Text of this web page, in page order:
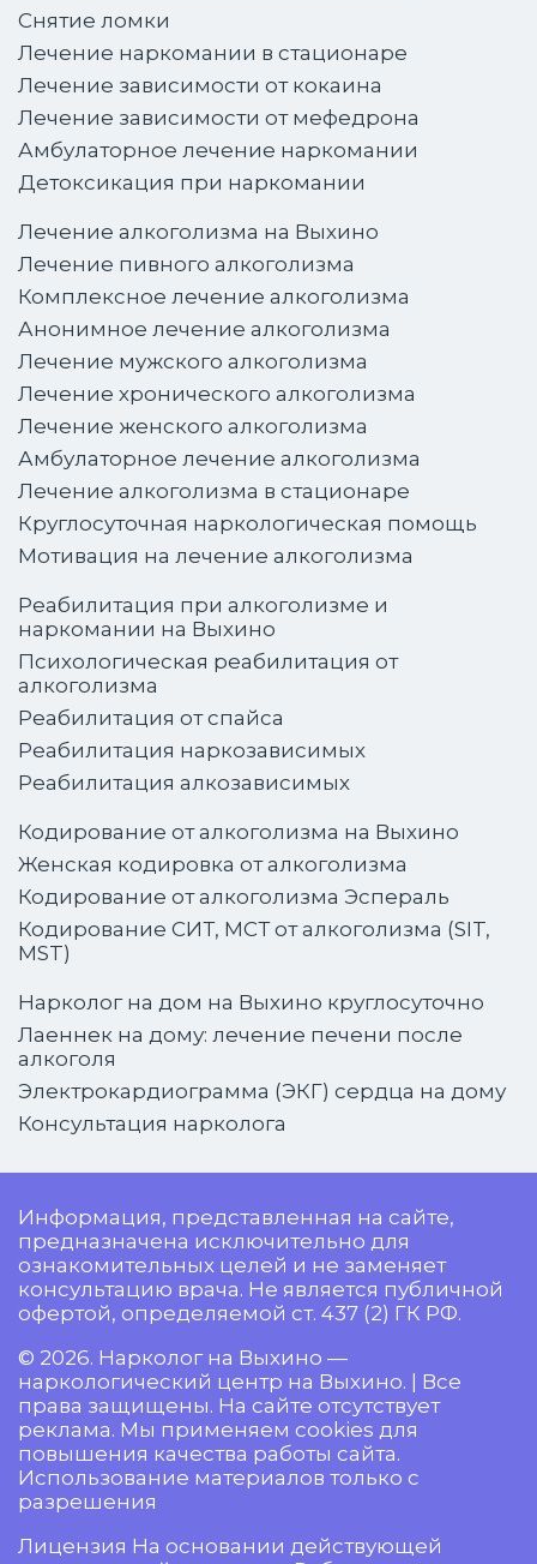
Снятие ломки
Лечение наркомании в стационаре
Лечение зависимости от кокаина
Лечение зависимости от мефедрона
Амбулаторное лечение наркомании
Детоксикация при наркомании
Лечение алкоголизма на Выхино
Лечение пивного алкоголизма
Комплексное лечение алкоголизма
Анонимное лечение алкоголизма
Лечение мужского алкоголизма
Лечение хронического алкоголизма
Лечение женского алкоголизма
Амбулаторное лечение алкоголизма
Лечение алкоголизма в стационаре
Круглосуточная наркологическая помощь
Мотивация на лечение алкоголизма
Реабилитация при алкоголизме и
наркомании на Выхино
Психологическая реабилитация от
алкоголизма
Реабилитация от спайса
Реабилитация наркозависимых
Реабилитация алкозависимых
Кодирование от алкоголизма на Выхино
Женская кодировка от алкоголизма
Кодирование от алкоголизма Эспераль
Кодирование СИТ, МСТ от алкоголизма (SIT,
MST)
Нарколог на дом на Выхино круглосуточно
Лаеннек на дому: лечение печени после
алкоголя
Электрокардиограмма (ЭКГ) сердца на дому
Консультация нарколога
Информация, представленная на сайте,
предназначена исключительно для
ознакомительных целей и не заменяет
консультацию врача. Не является публичной
офертой, определяемой ст. 437 (2) ГК РФ.
© 2026. Нарколог на Выхино —
наркологический центр на Выхино. | Все
права защищены. На сайте отсутствует
реклама. Мы применяем cookies для
повышения качества работы сайта.
Использование материалов только с
разрешения
Лицензия На основании действующей